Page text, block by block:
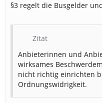
§3 regelt die Busgelder
Zitat
Anbieterinnen und
wirksames
nicht richtig einrichten
Ordnungswidrigkeit.